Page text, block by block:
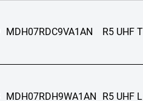
MDH07RDC9VA1AN R5 UHF
MDH07RDH9WA1AN R5 UHF